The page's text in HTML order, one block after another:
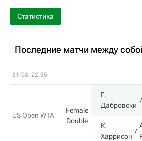
Статистика
Последние матчи между
31.08, 22:35
US Open WTA
Female
Double
Г.
Дабровски
К.
Харрисон